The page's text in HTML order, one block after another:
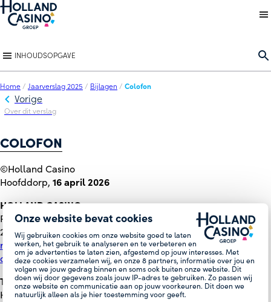
Onze website bevat cookies
Wij gebruiken cookies om onze website goed te laten
werken, het gebruik te analyseren en te verbeteren en
om je advertenties te laten zien, afgestemd op jouw interesses. Met
deze cookies verzamelen wij, en onze8 partners, informatie over jou en
volgen we jouw gedrag binnen en soms ook buiten onze website. Dit
doen wij door gegevens zoals jouw IP-adres te gebruiken. Zo passen wij
onze website en communicatie aan op jouw voorkeuren. Dit doen we
natuurlijk alleen als je hier toestemming voor geeft.
Back to homepage
INHOUDSOPGAVE
Home / Jaarverslag 2025 / Bijlagen / Colofon
Vorige
Over dit verslag
COLOFON
©Holland Casino
Hoofddorp, 16 april 2026
HOLLAND CASINO
Postbus 355
2130 AJ Hoofddorp
redactie@hollandcasino.nl(new window)
corporate.hollandcasino.nl
TEKST EN REDACTIE
Holland Casino Corporate Communicatie